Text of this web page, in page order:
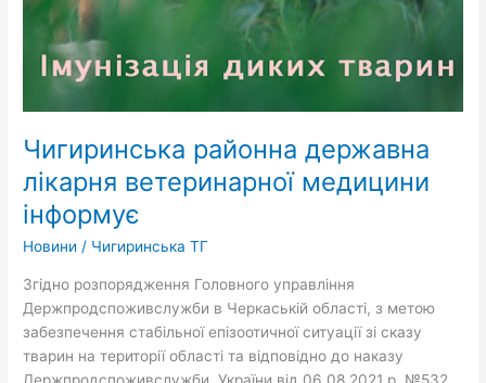
Чигиринська районна державна
лікарня ветеринарної медицини
інформує
Новини / Чигиринська ТГ
Згідно розпорядження Головного управління
Держпродспоживслужби в Черкаській області, з метою
забезпечення стабільної епізоотичної ситуації зі сказу
тварин на території області та відповідно до наказу
Держпродспоживслужби України від 06.08.2021 р. №532